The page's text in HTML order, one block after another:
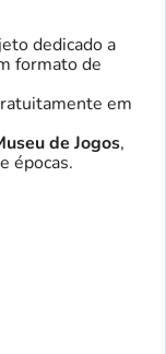
dedicado a
formato de
em
de Jogos,
épocas.